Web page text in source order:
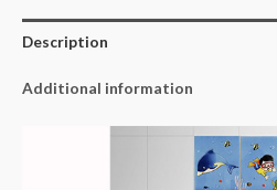
Description
Additional information